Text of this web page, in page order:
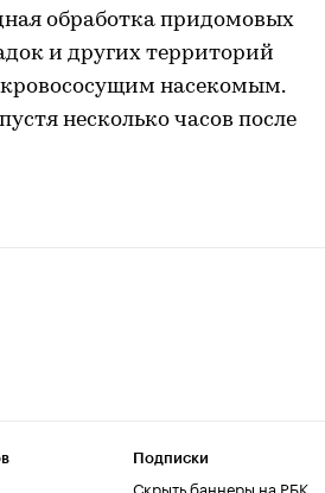
обработка придомовых
и других территорий
кровососущим насекомым.
несколько часов после
Подписки
Скрыть баннеры на РБК